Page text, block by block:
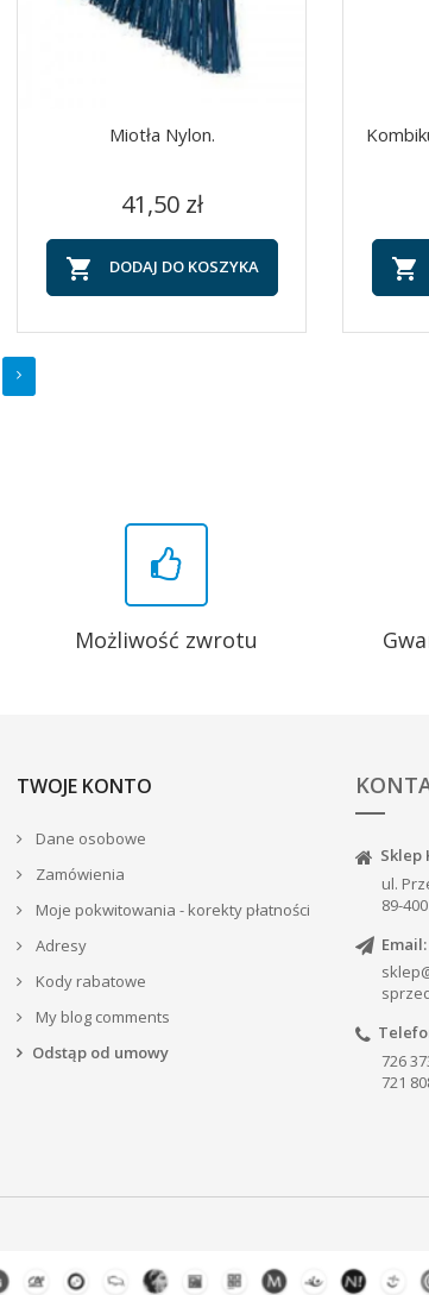
Szybki podgląd
Miotła Nylon.
Cena
41,50 zł
 DODAJ DO KOSZYKA 
Możliwość zwrotu
TWOJE KONTO
Dane osobowe
Zamówienia
Moje pokwitowania - korekty płatności
Adresy
Kody rabatowe
My blog comments
Odstąp od umowy
Sklep
ul.
89-
Email:
726
721